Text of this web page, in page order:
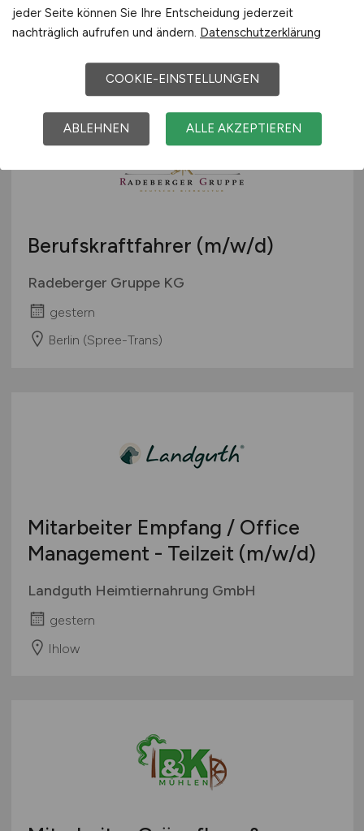
gestern
Berufskraftfahrer (m/w/d)
Radeberger Gruppe KG
gestern
Berlin (Spree-Trans)
Mitarbeiter Empfang / Office
Management - Teilzeit (m/w/d)
Landguth Heimtiernahrung GmbH
gestern
Ihlow
jeder Seite können Sie Ihre Entscheidung jederzeit
nachträglich aufrufen und ändern. Datenschutzerklärung
COOKIE-EINSTELLUNGEN
ABLEHNEN ALLE AKZEPTIEREN